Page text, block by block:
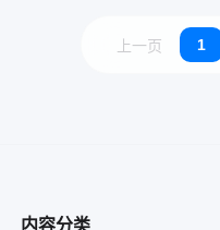
上一页 1
内容分类